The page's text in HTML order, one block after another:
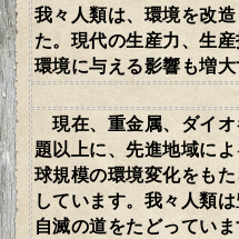
我々人類は、環境を改
た。現代の生産力、生
環境に与える影響も増大
現在、重金属、ダイ
題以上に、先進地域に
球規模の環境変化をも
しています。我々人類は
自滅の道をたどっていま